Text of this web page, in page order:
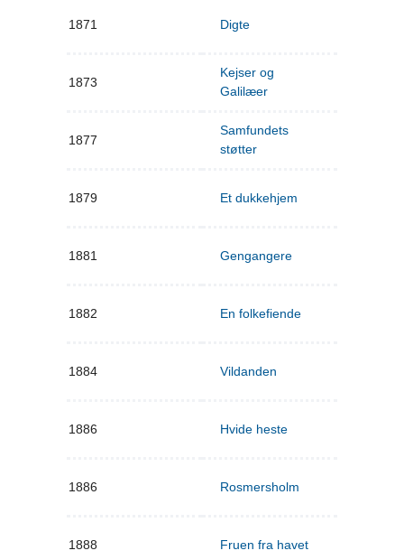
1871 Digte
1873
Kejser og
Galilæer
1877
Samfundets
støtter
1879 Et dukkehjem
1881 Gengangere
1882 En folkefiende
1884 Vildanden
1886 Hvide heste
1886 Rosmersholm
1888 Fruen fra havet